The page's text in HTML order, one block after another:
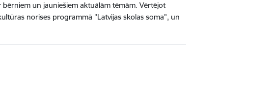
un jauniešiem aktuālām tēmām. Vērtējot
norises programmā "Latvijas skolas soma", un